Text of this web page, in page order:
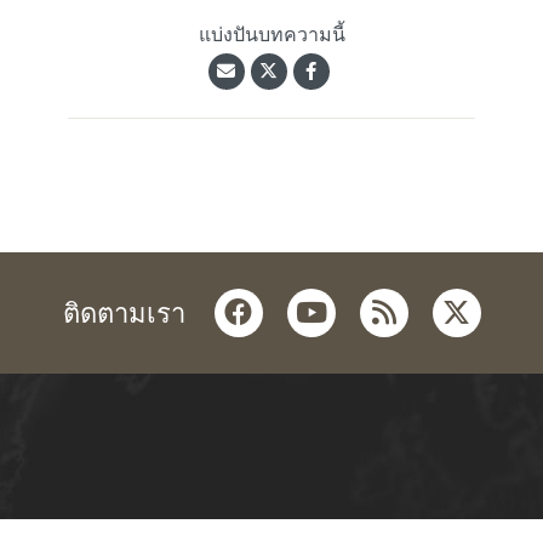
แบ่งปันบทความนี้
ติดตามเรา facebookyoutube
rss twitter